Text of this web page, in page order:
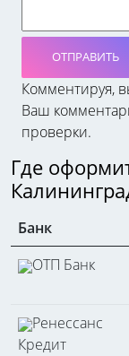
ОТПРАВИТЬ
Комментируя,
Ваш
проверки.
Где
Банк
ОТП Банк
Ренессанс
Кредит